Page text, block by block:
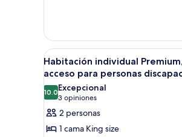
2
camas
Queen
size
Abrir
todas
las
fotos
de
Habitación
5
Habitación individual
acceso para personas
10.010.0 de 10
Excepcional
3 opiniones
(3
opiniones)
2 personas
1 cama King size